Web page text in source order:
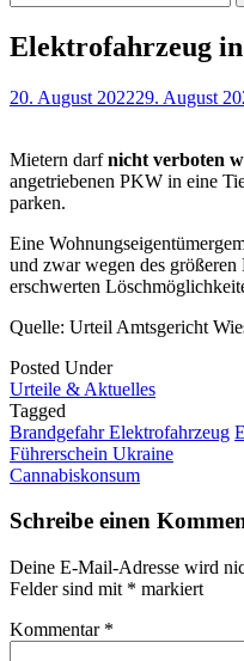
Elektrofahrzeug
20. August 202229. August
Mietern darfnicht verboten
angetriebenen PKW in eine
parken.
Eine
und zwar wegen des
erschwerten
Quelle: Urteil Amtsgericht
Posted Under
Urteile & Aktuelles
Tagged
Brandgefahr Elektrofahrzeug
Post
navigation
Führerschein Ukraine
Cannabiskonsum
Schreibe einen
Deine E-Mail-Adresse wird
Felder sind mit * markiert
Kommentar *